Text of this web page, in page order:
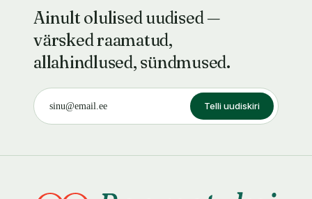
Ainult olulised uudised —
värsked raamatud,
allahindlused, sündmused.
Telli uudiskiri